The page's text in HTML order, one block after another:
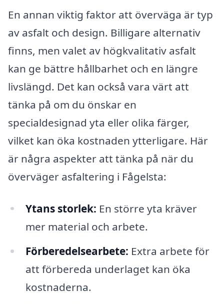
En annan viktig faktor att överväga är typ
av asfalt och design. Billigare alternativ
finns, men valet av högkvalitativ asfalt
kan ge bättre hållbarhet och en längre
livslängd. Det kan också vara värt att
tänka på om du önskar en
specialdesignad yta eller olika färger,
vilket kan öka kostnaden ytterligare. Här
är några aspekter att tänka på när du
överväger asfaltering i Fågelsta:
Ytans storlek: En större yta kräver
mer material och arbete.
Förberedelsearbete: Extra arbete för
att förbereda underlaget kan öka
kostnaderna.